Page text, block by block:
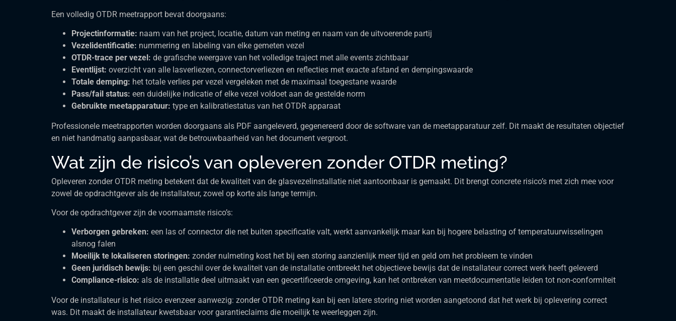
Een volledig OTDR meetrapport bevat doorgaans:
Projectinformatie: naam van het project, locatie, datum van meting en naam van de uitvoerende partij
Vezelidentificatie: nummering en labeling van elke gemeten vezel
OTDR-trace per vezel: de grafische weergave van het volledige traject met alle events zichtbaar
Eventlijst: overzicht van alle lasverliezen, connectorverliezen en reflecties met exacte afstand en dempingswaarde
Totale demping: het totale verlies per vezel vergeleken met de maximaal toegestane waarde
Pass/fail status: een duidelijke indicatie of elke vezel voldoet aan de gestelde norm
Gebruikte meetapparatuur: type en kalibratiestatus van het OTDR apparaat
Professionele meetrapporten worden doorgaans als PDF aangeleverd, gegenereerd door de software van de meetapparatuur zelf. Dit maakt de resultaten objectief
en niet handmatig aanpasbaar, wat de betrouwbaarheid van het document vergroot.
Wat zijn de risico’s van opleveren zonder OTDR meting?
Opleveren zonder OTDR meting betekent dat de kwaliteit van de glasvezelinstallatie niet aantoonbaar is gemaakt. Dit brengt concrete risico’s met zich mee voor
zowel de opdrachtgever als de installateur, zowel op korte als lange termijn.
Voor de opdrachtgever zijn de voornaamste risico’s:
Verborgen gebreken: een las of connector die net buiten specificatie valt, werkt aanvankelijk maar kan bij hogere belasting of temperatuurwisselingen
alsnog falen
Moeilijk te lokaliseren storingen: zonder nulmeting kost het bij een storing aanzienlijk meer tijd en geld om het probleem te vinden
Geen juridisch bewijs: bij een geschil over de kwaliteit van de installatie ontbreekt het objectieve bewijs dat de installateur correct werk heeft geleverd
Compliance-risico: als de installatie deel uitmaakt van een gecertificeerde omgeving, kan het ontbreken van meetdocumentatie leiden tot non-conformiteit
Voor de installateur is het risico evenzeer aanwezig: zonder OTDR meting kan bij een latere storing niet worden aangetoond dat het werk bij oplevering correct
was. Dit maakt de installateur kwetsbaar voor garantieclaims die moeilijk te weerleggen zijn.